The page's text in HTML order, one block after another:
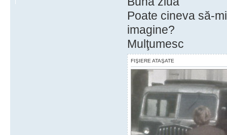
Poate cineva să-
imagine?
Mulţumesc
FIŞIERE ATAŞATE